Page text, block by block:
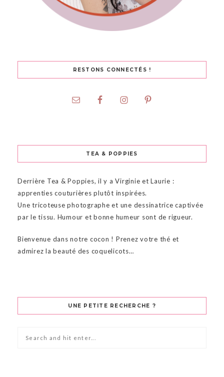
RESTONS CONNECTÉS !
TEA & POPPIES
Derrière Tea & Poppies, il y a Virginie et Laurie :
apprenties couturières plutôt inspirées.
Une tricoteuse photographe et une dessinatrice captivée
par le tissu. Humour et bonne humeur sont de rigueur.
Bienvenue dans notre cocon ! Prenez votre thé et
admirez la beauté des coquelicots…
UNE PETITE RECHERCHE ?